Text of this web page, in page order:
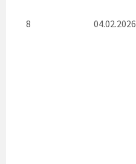
8 04.02.2026